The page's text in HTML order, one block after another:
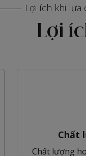
Lợi ích khi
Lợi
Chất
Chất lượng